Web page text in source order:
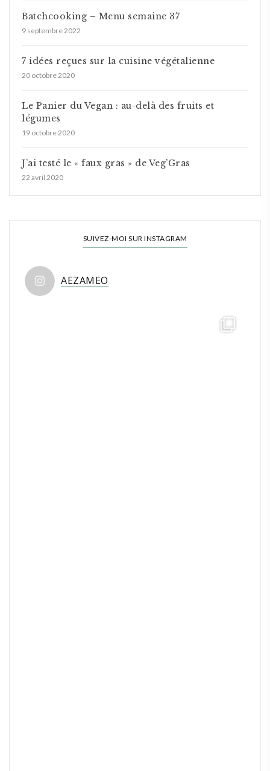
Batchcooking – Menu semaine 37
9 septembre 2022
7 idées reçues sur la cuisine végétalienne
20 octobre 2020
Le Panier du Vegan : au-delà des fruits et
légumes
19 octobre 2020
J’ai testé le « faux gras » de Veg’Gras
22 avril 2020
SUIVEZ-MOI SUR INSTAGRAM
AEZAMEO